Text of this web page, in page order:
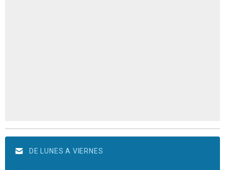
DE LUNES A VIERNES